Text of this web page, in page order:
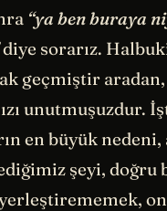
“ya ben buraya
diye sorarız.
geçmiştir
unutmuşuzdur.
en büyük nedeni,
şeyi, doğru